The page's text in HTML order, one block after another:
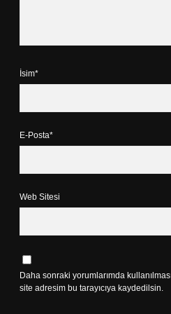
İsim*
E-Posta*
Web Sitesi
Daha sonraki yorumlarımda
site adresim bu tarayıcıya kaydedilsin.